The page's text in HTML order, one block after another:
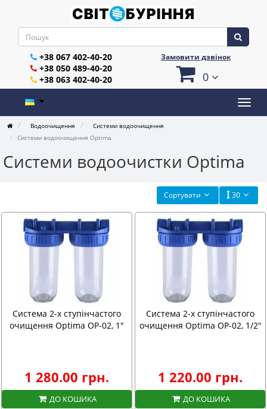
+38 067 402-40-20
+38 050 489-40-20
+38 063 402-40-20
Замовити дзвінок
0
Водоочищення
Системи водоочищення
Системи водоочищення Optima
Системи водоочистки Optima
Сортувати 30
Система 2-х ступінчастого
очищення Optima OP-02, 1"
1 280.00 грн.
ДО КОШИКА
Система 2-х ступінчастого
очищення Optima OP-02, 1/2"
1 220.00 грн.
ДО КОШИКА